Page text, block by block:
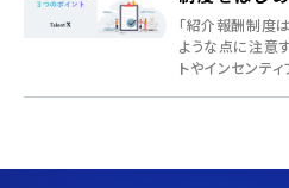
ト
「紹介報酬制度
ような点に注意
トやインセンテ